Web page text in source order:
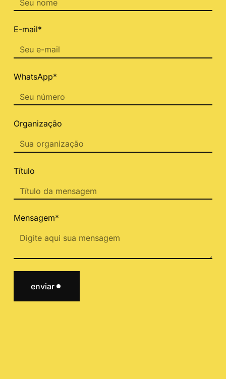
E-mail*
WhatsApp*
Organização
Título
Mensagem*
enviar